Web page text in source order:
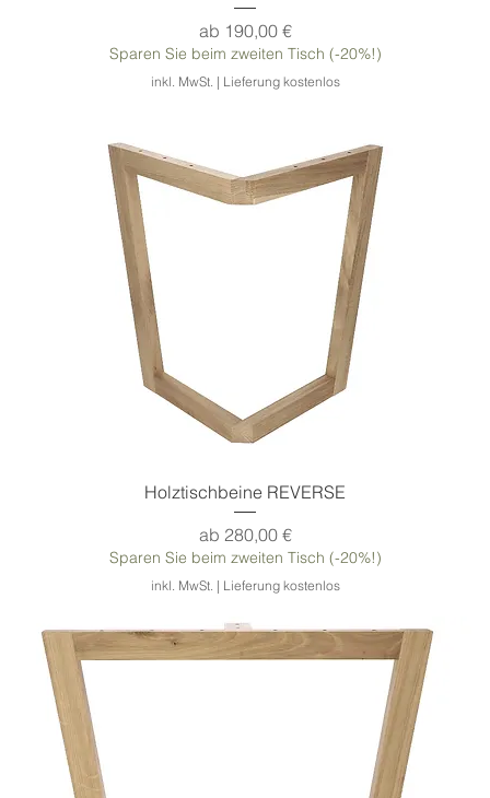
ab 190,00 €
Sale-Preis
Sparen Sie beim zweiten Tisch (-20%!)
inkl. MwSt. | Lieferung kostenlos
Holztischbeine REVERSE
ab 280,00 €
Sale-Preis
Sparen Sie beim zweiten Tisch (-20%!)
inkl. MwSt. | Lieferung kostenlos